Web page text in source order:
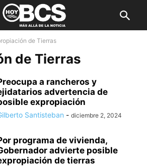
de Tierras
de Tierras
a rancheros y
advertencia de
expropiación
Santisteban - diciembre 2, 2024
programa de vivienda,
advierte posible
de tierras